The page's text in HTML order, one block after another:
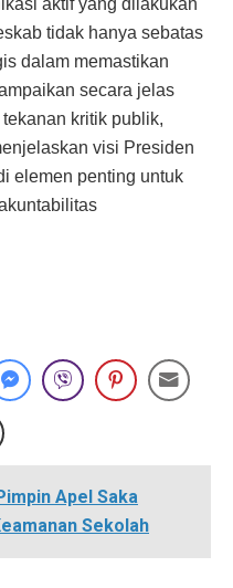
tidak hanya sebatas
dalam memastikan
secara jelas
kritik publik,
visi Presiden
elemen penting untuk
Apel Saka
Sekolah